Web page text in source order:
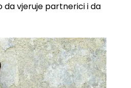
da vjeruje partnerici i da